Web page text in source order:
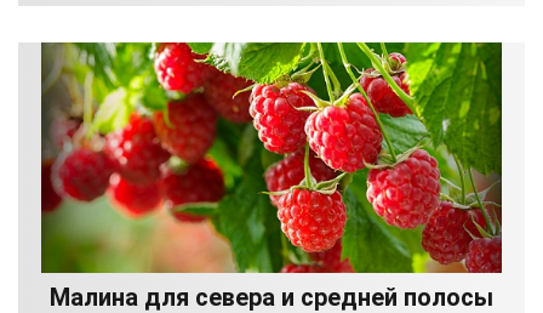
Малина для севера и средней полосы